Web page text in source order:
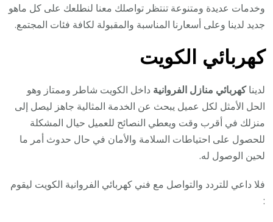
وخدمات عديدة ومتنوعة تنتظر تواصلك معنا لنطلعك على كل ماهو
جديد لدينا وعلى أسعارنا المناسبة والمقبولة لكافة فئات المجتمع.
كهربائي الكويت
لديناكهربائي منازل الفروانية داخل الكويت شاطر وممتاز وهو
الحل الأمثل لكل عميل يبحث عن الخدمة المثالية جاهز ليصل إلى
منزلك في أقرب وقت ويعطي النصائح للعميل حيال المشكلة
للحصول على احتياطات السلامة والأمان في حال حدوث أمر ما
لحين الوصول له.
فلا داعي للتردد والتواصل مع فني كهربائي الفروانية الكويت ليقوم
: